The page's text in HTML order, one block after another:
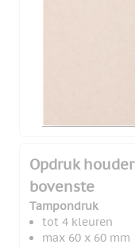
Opdruk houder
bovenste
Tampondruk
tot 4 kleuren
max 60 x 60 mm